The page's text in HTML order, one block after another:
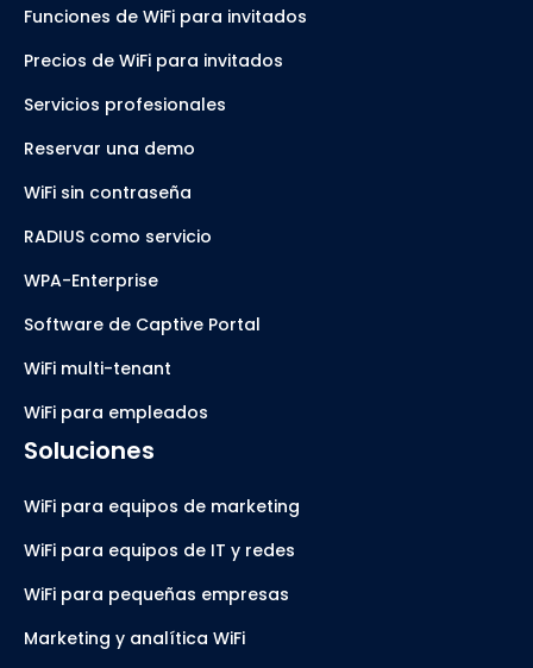
Funciones de WiFi para invitados
Precios de WiFi para invitados
Servicios profesionales
Reservar una demo
WiFi sin contraseña
RADIUS como servicio
WPA-Enterprise
Software de Captive Portal
WiFi multi-tenant
WiFi para empleados
Soluciones
WiFi para equipos de marketing
WiFi para equipos de IT y redes
WiFi para pequeñas empresas
Marketing y analítica WiFi